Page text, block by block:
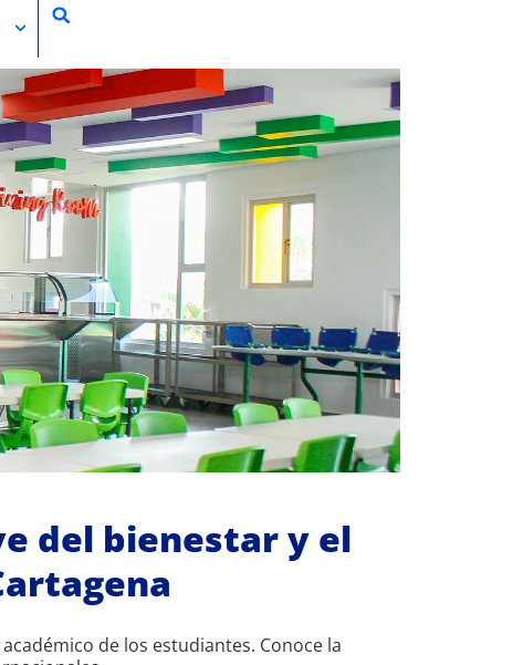
del bienestar y el
de los estudiantes. Conoce la